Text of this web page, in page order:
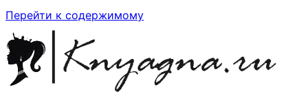
Перейти к содержимому